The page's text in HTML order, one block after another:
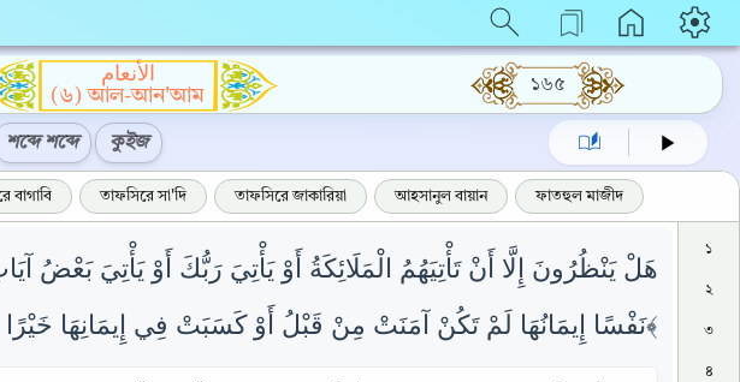
الأنعام
(৬) আল-আন'আম
১৬৫
শব্দে শব্দে কুইজ
বাগাবি তাফসিরে সা'দি তাফসিরে জাকারিয়া আহসানুল বায়ান ফাতহুল মাজীদ
هَلْ يَنْظُرُونَ إِلَّا أَنْ تَأْتِيَهُمُ الْمَلَائِكَةُ أَوْ يَأْتِيَ رَبُّكَ أَوْ يَأْتِيَ بَعْضُ
نَفْسًا إِيمَانُهَا لَمْ تَكُنْ آمَنَتْ مِنْ قَبْلُ أَوْ كَسَبَتْ فِي إِيمَانِهَا خَيْرًا قُلِ انْتَظِرُوا إِنَّا مُنْتَظِرُونَ ﴿١٥٨﴾
১
২
৩
৪